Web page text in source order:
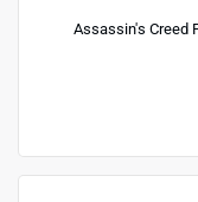
Assassin's Creed